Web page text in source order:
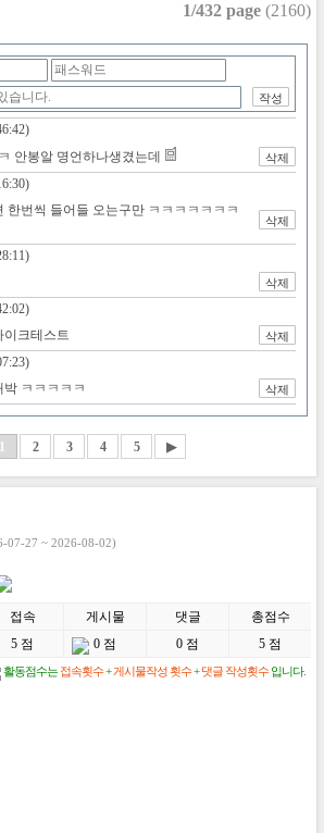
1/432 page (2160)
07-27 ~ 2026-08-02)
접속 게시물 댓글
총점수
5 점 0 점 0 점 5 점
활동점수는접속횟수+게시물작성 횟수+댓글 작성횟수입니다.